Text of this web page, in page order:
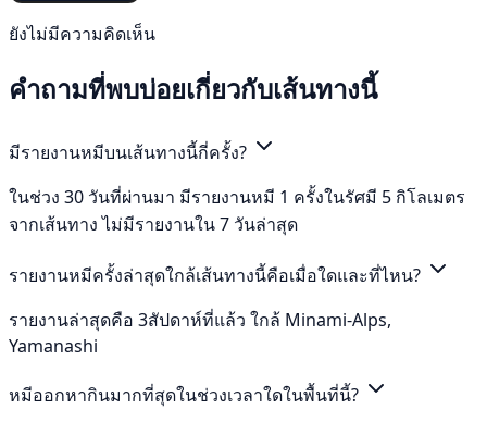
ยังไม่มีความคิดเห็น
คำถามที่พบบ่อยเกี่ยวกับเส้นทางนี้
มีรายงานหมีบนเส้นทางนี้กี่ครั้ง?
ในช่วง 30 วันที่ผ่านมา มีรายงานหมี 1 ครั้งในรัศมี 5 กิโลเมตร
จากเส้นทาง ไม่มีรายงานใน 7 วันล่าสุด
รายงานหมีครั้งล่าสุดใกล้เส้นทางนี้คือเมื่อใดและที่ไหน?
รายงานล่าสุดคือ 3สัปดาห์ที่แล้ว ใกล้ Minami-Alps,
Yamanashi
หมีออกหากินมากที่สุดในช่วงเวลาใดในพื้นที่นี้?